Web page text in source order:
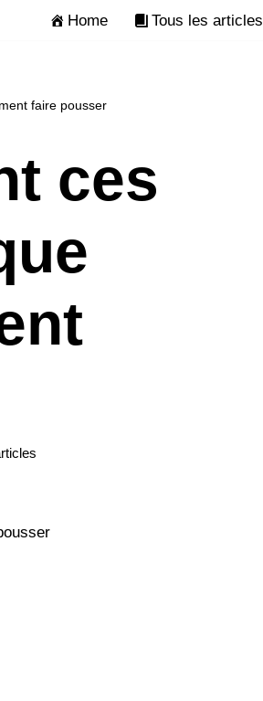
Home Tous les articles
faire pousser
ces